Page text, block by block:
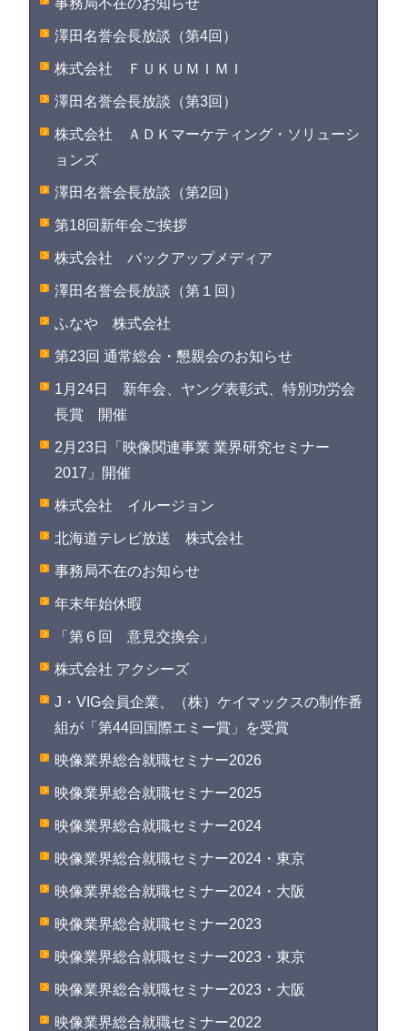
事務局不在のお知らせ
澤田名誉会長放談（第4回）
株式会社 ＦＵＫＵＭＩＭＩ
澤田名誉会長放談（第3回）
株式会社 ＡＤＫマーケティング・ソリューシ
ョンズ
澤田名誉会長放談（第2回）
第18回新年会ご挨拶
株式会社 バックアップメディア
澤田名誉会長放談（第１回）
ふなや 株式会社
第23回 通常総会・懇親会のお知らせ
1月24日 新年会、ヤング表彰式、特別功労会
長賞 開催
2月23日「映像関連事業 業界研究セミナー
2017」開催
株式会社 イルージョン
北海道テレビ放送 株式会社
事務局不在のお知らせ
年末年始休暇
「第６回 意見交換会」
株式会社 アクシーズ
J・VIG会員企業、（株）ケイマックスの制作番
組が「第44回国際エミー賞」を受賞
映像業界総合就職セミナー2026
映像業界総合就職セミナー2025
映像業界総合就職セミナー2024
映像業界総合就職セミナー2024・東京
映像業界総合就職セミナー2024・大阪
映像業界総合就職セミナー2023
映像業界総合就職セミナー2023・東京
映像業界総合就職セミナー2023・大阪
映像業界総合就職セミナー2022